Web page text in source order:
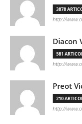
3878
http://
Diacon
581
http://
Preot
210
http://